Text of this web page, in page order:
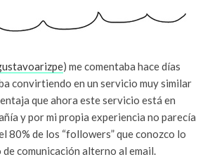
) me comentaba hace días
convirtiendo en un servicio muy similar
que ahora este servicio está en
y por mi propia experiencia no parecía
80% de los “followers” que conozco lo
comunicación alterno al email.